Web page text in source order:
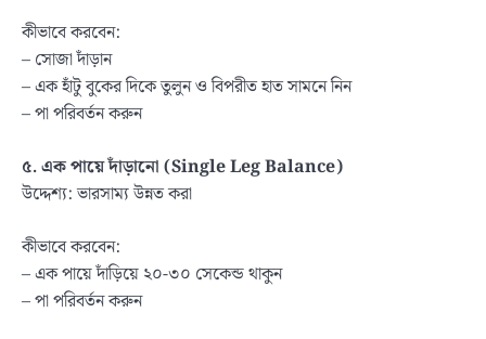
কীভাবে করবেন:
– সোজা দাঁড়ান
– এক হাঁটু বুকের দিকে তুলুন ও বিপরীত হাত সামনে নিন
– পা পরিবর্তন করুন
৫. এক পায়ে দাঁড়ানো (Single Leg Balance)
উদ্দেশ্য: ভারসাম্য উন্নত করা
কীভাবে করবেন:
– এক পায়ে দাঁড়িয়ে ২০-৩০ সেকেন্ড থাকুন
– পা পরিবর্তন করুন